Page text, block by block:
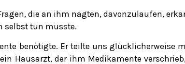
die an ihm nagten, davonzulaufen,
selbst tun musste.
benötigte. Er teilte uns glücklicherweise
Hausarzt, der ihm Medikamente